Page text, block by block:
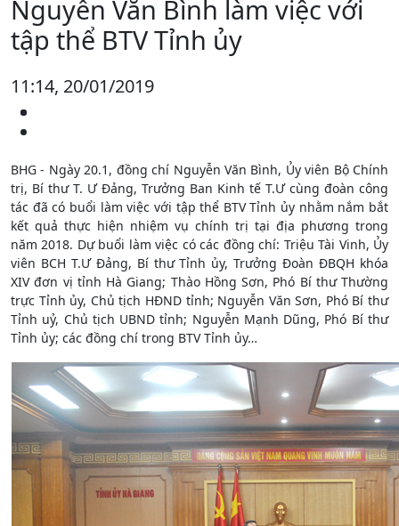
Nguyễn Văn Bình làm việc với
tập thể BTV Tỉnh ủy
11:14, 20/01/2019
BHG - Ngày 20.1, đồng chí Nguyễn Văn Bình, Ủy viên Bộ Chính
trị, Bí thư T. Ư Đảng, Trưởng Ban Kinh tế T.Ư cùng đoàn công
tác đã có buổi làm việc với tập thể BTV Tỉnh ủy nhằm nắm bắt
kết quả thực hiện nhiệm vụ chính trị tại địa phương trong
năm 2018. Dự buổi làm việc có các đồng chí: Triệu Tài Vinh, Ủy
viên BCH T.Ư Đảng, Bí thư Tỉnh ủy, Trưởng Đoàn ĐBQH khóa
XIV đơn vị tỉnh Hà Giang; Thào Hồng Sơn, Phó Bí thư Thường
trực Tỉnh ủy, Chủ tịch HĐND tỉnh; Nguyễn Văn Sơn, Phó Bí thư
Tỉnh uỷ, Chủ tịch UBND tỉnh; Nguyễn Mạnh Dũng, Phó Bí thư
Tỉnh ủy; các đồng chí trong BTV Tỉnh ủy…